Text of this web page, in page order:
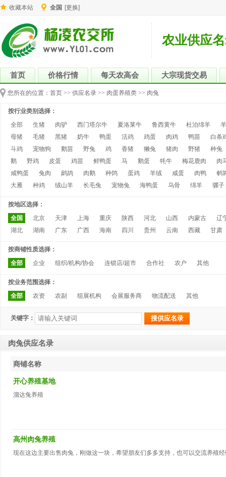
收藏本站 全国 [更换]
农业供应
首页 价格行情 每天农高会 大宗现货交易
您所在的位置： 首页 >> 供应名录 >> 肉蛋养殖类 >> 肉兔
按行业类别选择：
全部
生猪 肉驴 西门塔尔牛 夏洛莱牛 鲁西黄牛 杜泊绵羊
母猪
毛猪 黑猪 奶牛 鸭蛋 活鸡 鸡蛋 肉鸡 鸭苗
白条
斗鸡
宠物狗 鹅苗 野兔 鸡 香猪 獭兔 猪肉 野猪
种兔
鹅
野鸡 皮蛋 鸡苗 鲜鸭蛋 马 鹅蛋 牦牛 梅花鹿肉
肉
咸鸭蛋
兔肉 鹧鸪 肉鹅 种鸽 蛋鸡 羊绒 咸蛋 肉鸭
鹌
大雁
种鸡 绒山羊 长毛兔 宠物兔 海鸭蛋 乌骨 绵羊 骡子
按地区选择：
全国
北京 天津 上海 重庆 陕西 河北 山西 内蒙古
辽
湖北
湖南 广东 广西 海南 四川 贵州 云南 西藏 甘肃
按商铺性质选择：
全部
企业 组织/机构/协会 连锁店/超市 合作社 农户 其他
按业务范围选择：
全部
农资 农副 组展机构 会展服务商 物流配送 其他
关键字：
肉兔供应名录
商铺名称
开心养殖基地
溜达兔养殖
高州肉兔养殖
现在这边主要出售肉兔，刚做这一块，希望朋友们多多支持，也可以交流养殖